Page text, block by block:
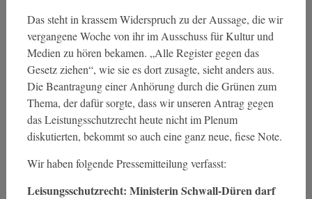
Das steht in krassem Widerspruch zu der Aussage, die wir
vergangene Woche von ihr im Ausschuss für Kultur und
Medien zu hören bekamen. „Alle Register gegen das
Gesetz ziehen“, wie sie es dort zusagte, sieht anders aus.
Die Beantragung einer Anhörung durch die Grünen zum
Thema, der dafür sorgte, dass wir unseren Antrag gegen
das Leistungsschutzrecht heute nicht im Plenum
diskutierten, bekommt so auch eine ganz neue, fiese Note.
Wir haben folgende Pressemitteilung verfasst:
Leisungsschutzrecht: Ministerin Schwall-Düren darf